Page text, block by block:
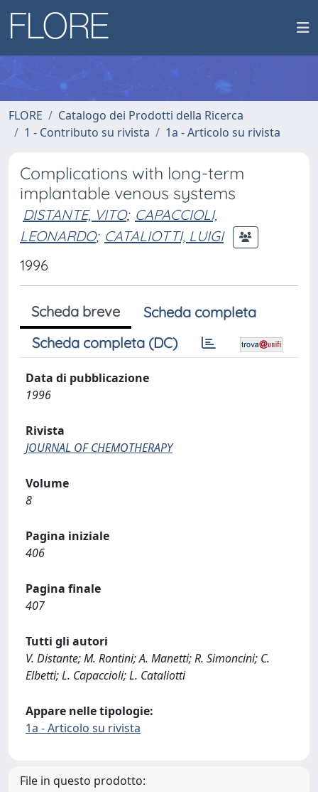
FLORE
Catalogo dei Prodotti della Ricerca
1 - Contributo su rivista
1a - Articolo su rivista
Complications with long-term
implantable venous systems
DISTANTE, VITO; CAPACCIOLI,
LEONARDO; CATALIOTTI, LUIGI
1996
Scheda breve
Scheda completa
Scheda completa (DC)
Data di pubblicazione
1996
Rivista
JOURNAL OF CHEMOTHERAPY
Volume
8
Pagina iniziale
406
Pagina finale
407
Tutti gli autori
V. Distante; M. Rontini; A. Manetti; R. Simoncini; C.
Elbetti; L. Capaccioli; L. Cataliotti
Appare nelle tipologie:
1a - Articolo su rivista
File in questo prodotto: